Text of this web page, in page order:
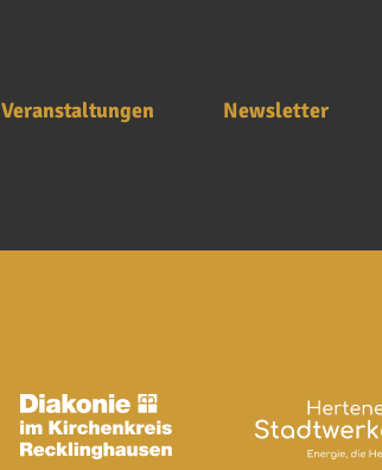
Veranstaltungen Newsletter